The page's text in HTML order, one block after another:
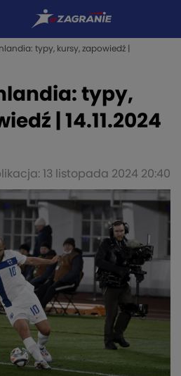
typy, kursy, zapowiedź |
typy,
| 14.11.2024
13 listopada 2024 20:40